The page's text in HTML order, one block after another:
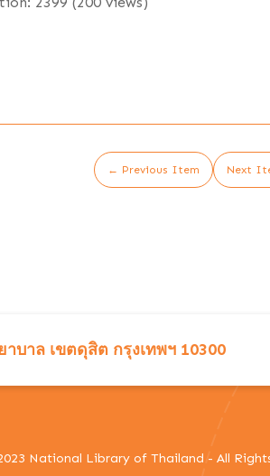
← Previous Item Next
บาล เขตดุสิต กรุงเทพฯ 10300
National Library of Thailand - All